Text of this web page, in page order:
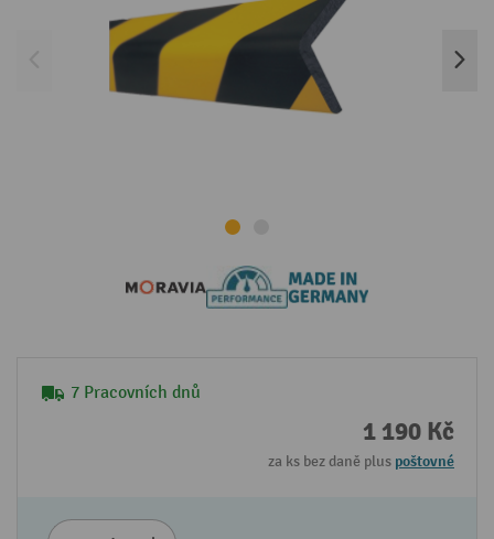
7 Pracovních dnů
1 190 Kč
za ks bez daně plus poštovné